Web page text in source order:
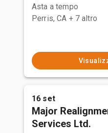
Asta a tempo
Perris, CA + 7 altro
16 set
Major
Services Ltd.